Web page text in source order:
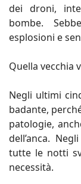
dei droni,
bombe.
esplosioni e
Quella vecchia
Negli ultimi
badante,
patologie,
dell’anca.
tutte le notti
necessità.